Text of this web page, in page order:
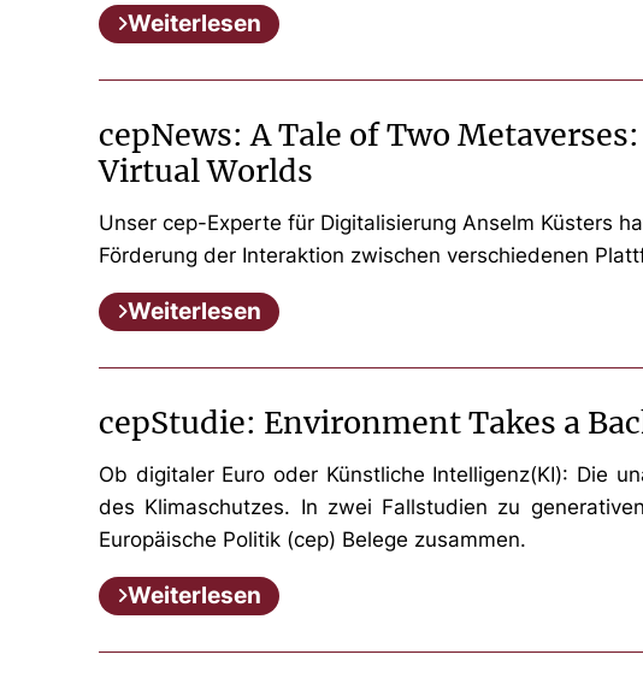
Weiterlesen
cepNews: A Tale of Two
Virtual Worlds
Unser cep-Experte für Digitalisierung Anselm Küsters
Förderung der Interaktion zwischen verschiedenen
Weiterlesen
cepStudie: Environment Takes a
Ob digitaler Euro oder Künstliche Intelligenz(KI): Die
des Klimaschutzes. In zwei Fallstudien zu
Europäische Politik (cep) Belege zusammen.
Weiterlesen